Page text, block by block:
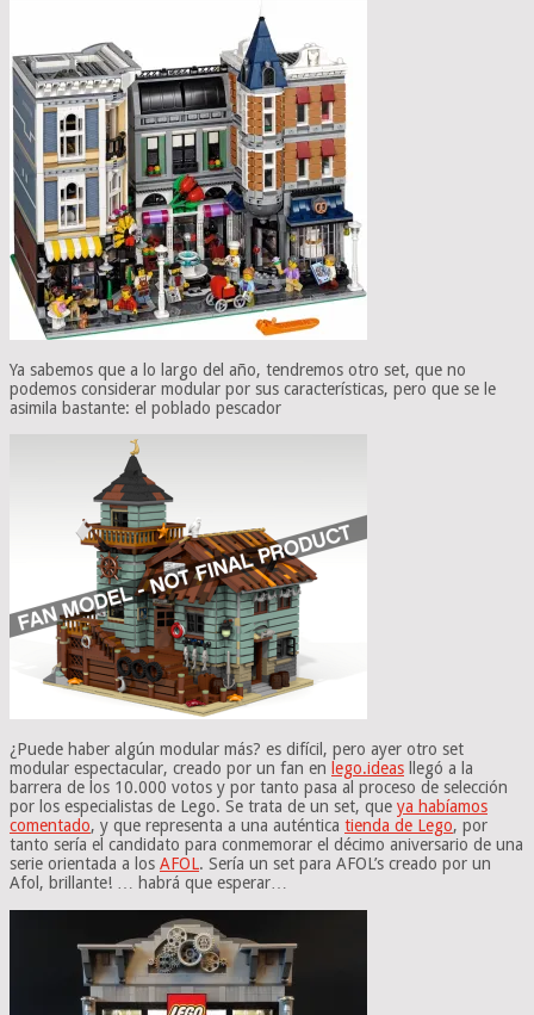
Ya sabemos que a lo largo del año, tendremos otro set, que no
podemos considerar modular por sus características, pero que se le
asimila bastante: el poblado pescador
¿Puede haber algún modular más? es difícil, pero ayer otro set
modular espectacular, creado por un fan en lego.ideas llegó a la
barrera de los 10.000 votos y por tanto pasa al proceso de selección
por los especialistas de Lego. Se trata de un set, que ya habíamos
comentado, y que representa a una auténtica tienda de Lego, por
tanto sería el candidato para conmemorar el décimo aniversario de una
serie orientada a los AFOL. Sería un set para AFOL’s creado por un
Afol, brillante! … habrá que esperar…